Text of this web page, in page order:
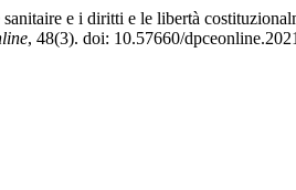
e i diritti e le libertà
, 48(3). doi: 10.57660/